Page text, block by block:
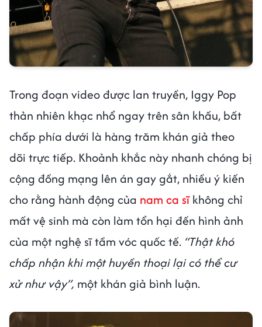
Trong đoạn video được lan truyền, Iggy Pop
thản nhiên khạc nhổ ngay trên sân khấu, bất
chấp phía dưới là hàng trăm khán giả theo
dõi trực tiếp. Khoảnh khắc này nhanh chóng bị
cộng đồng mạng lên án gay gắt, nhiều ý kiến
cho rằng hành động của nam ca sĩkhông chỉ
mất vệ sinh mà còn làm tổn hại đến hình ảnh
của một nghệ sĩ tầm vóc quốc tế. “Thật khó
chấp nhận khi một huyền thoại lại có thể cư
xử như vậy”, một khán giả bình luận.